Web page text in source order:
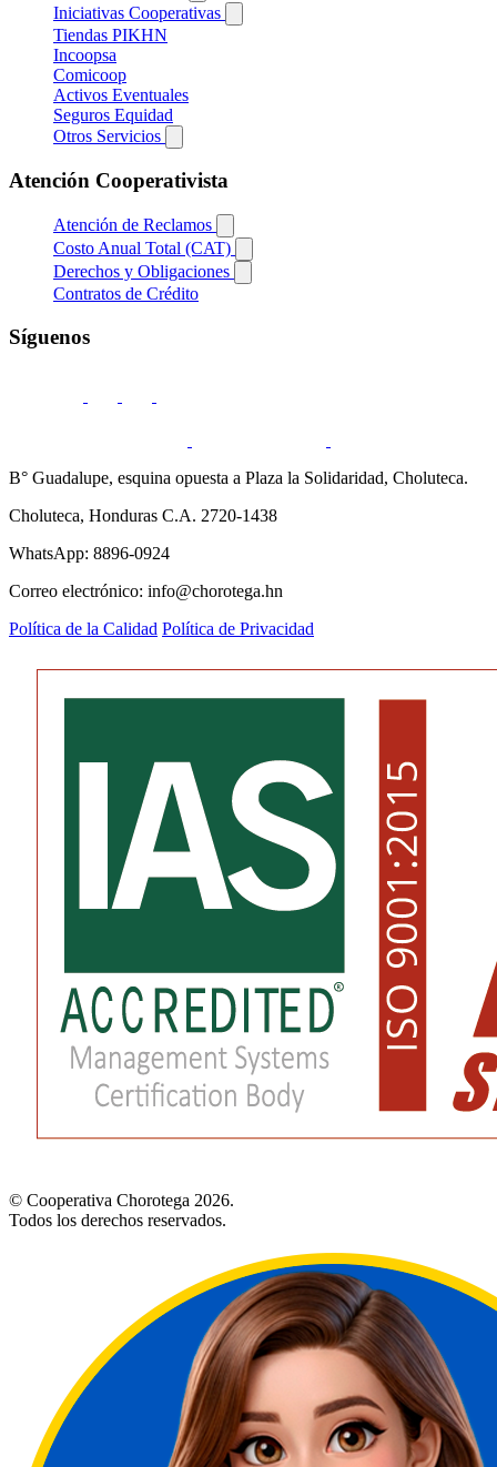
Iniciativas Cooperativas
Tiendas PIKHN
Incoopsa
Comicoop
Activos Eventuales
Seguros Equidad
Otros Servicios
Atención Cooperativista
Atención de Reclamos
Costo Anual Total (CAT)
Derechos y Obligaciones
Contratos de Crédito
Síguenos
B° Guadalupe, esquina opuesta a Plaza la Solidaridad, Choluteca.
Choluteca, Honduras C.A. 2720-1438
WhatsApp: 8896-0924
Correo electrónico: info@chorotega.hn
Política de la Calidad Política de Privacidad
© Cooperativa Chorotega 2026.
Todos los derechos reservados.